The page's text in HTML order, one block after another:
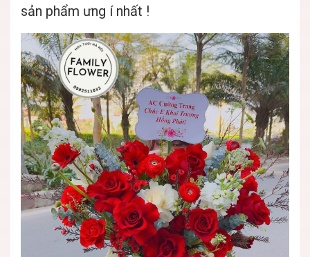
sản phẩm ưng í nhất !